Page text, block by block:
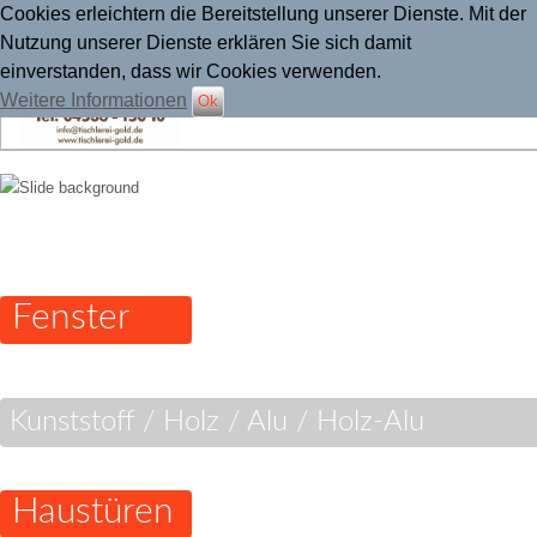
Cookies erleichtern die Bereitstellung unserer Dienste. Mit der
Nutzung unserer Dienste erklären Sie sich damit
einverstanden, dass wir Cookies verwenden.
Weitere Informationen
Ok
Fenster
Kunststoff / Holz / Alu / Holz-Alu
Haustüren